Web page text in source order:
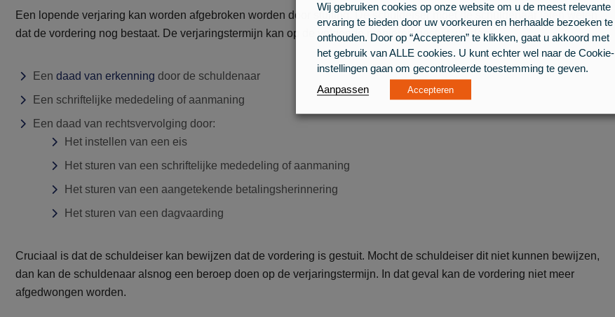
Een lopende verjaring kan worden afgebroken worden door stuiting. De schuldeiser moet de schuldenaar laten weten
dat de vordering nog bestaat. De verjaringstermijn kan op de volgende manieren gestuit worden:
Een daad van erkenning door de schuldenaar
Een schriftelijke mededeling of aanmaning
Een daad van rechtsvervolging door:
Het instellen van een eis
Het sturen van een schriftelijke mededeling of aanmaning
Het sturen van een aangetekende betalingsherinnering
Het sturen van een dagvaarding
Cruciaal is dat de schuldeiser kan bewijzen dat de vordering is gestuit. Mocht de schuldeiser dit niet kunnen bewijzen,
dan kan de schuldenaar alsnog een beroep doen op de verjaringstermijn. In dat geval kan de vordering niet meer
afgedwongen worden.
Wij gebruiken cookies op onze website om u de meest relevante
ervaring te bieden door uw voorkeuren en herhaalde bezoeken te
onthouden. Door op “Accepteren” te klikken, gaat u akkoord met
het gebruik van ALLE cookies. U kunt echter wel naar de Cookie-
instellingen gaan om gecontroleerde toestemming te geven.
Aanpassen
Accepteren